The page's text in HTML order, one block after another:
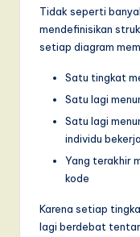
Tidak seperti
mendefinisikan
setiap diagram
Satu tingkat
Satu lagi
Satu lagi
individu
Yang terakhir
kode
Karena setiap
lagi berdebat